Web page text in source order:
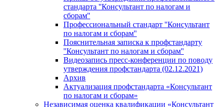
стандарта ''Консультант по налогам и
сборам''
Профессиональный стандарт ''Консультант
по налогам и сборам''
Пояснительная записка к профстандарту
''Консультант по налогам и сборам''
Видеозапись пресс-конференции по поводу
утверждения профстандарта (02.12.2021)
Архив
Актуализация профстандарта «Консультант
по налогам и сборам»
Независимая оценка квалификации «Консультант